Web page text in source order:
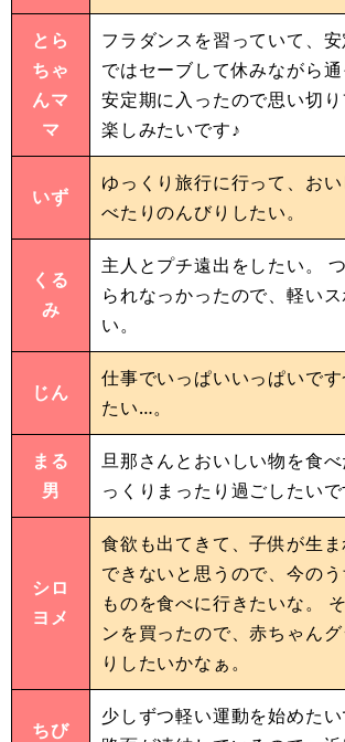
とら
ちゃ
んマ
マ
フラダンスを習っていて、
ではセーブして休みながら通
安定期に入ったので思い切
楽しみたいです♪
いず
ゆっくり旅行に行って、お
べたりのんびりしたい。
くる
み
主人とプチ遠出をしたい。
られなっかったので、軽い
い。
じん
仕事でいっぱいいっぱいで
たい…。
まる
男
旦那さんとおいしい物を食
っくりまったり過ごしたいで
シロ
ヨメ
食欲も出てきて、子供が生
できないと思うので、今の
ものを食べに行きたいな。
ンを買ったので、赤ちゃん
りしたいかなぁ。
ちび
少しずつ軽い運動を始めた